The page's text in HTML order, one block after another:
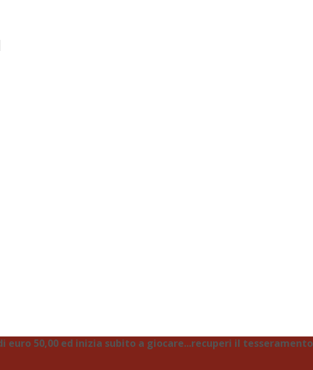
50,00 ed inizia subito a giocare...recuperi il